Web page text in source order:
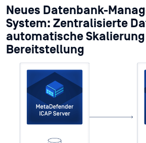
Neues Datenbank-
System: Zentralisierte
automatische
Bereitstellung